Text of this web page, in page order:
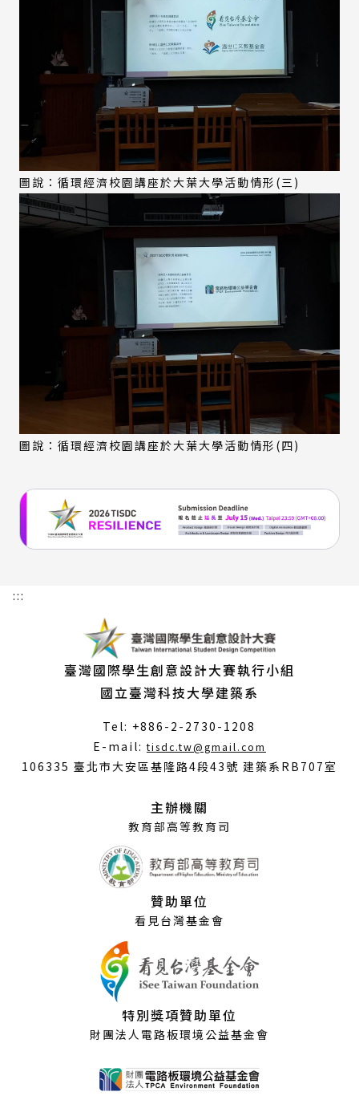
圖說：循環經濟校園講座於大葉大學活動情形(三)
圖說：循環經濟校園講座於大葉大學活動情形(四)
:::
臺灣國際學生創意設計大賽執行小組
國立臺灣科技大學建築系
Tel: +886-2-2730-1208
E-mail:tisdc.tw@gmail.com
開
106335 臺北市大安區基隆路4段43號 建築系RB707室
主辦機關
教育部高等教育司
贊助單位
看見台灣基金會
特別獎項贊助單位
財團法人電路板環境公益基金會